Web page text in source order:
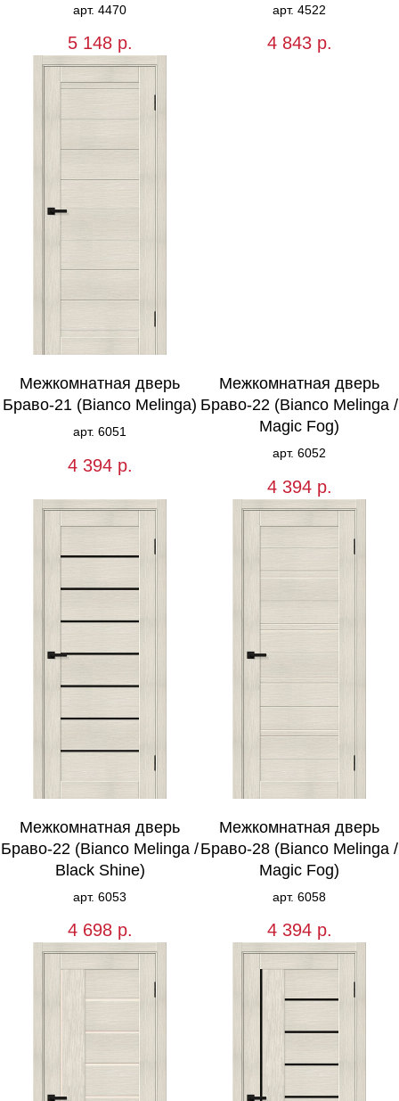
арт. 4470
5 148 р.
арт. 4522
4 843 р.
Межкомнатная дверь
Браво-21 (Bianco Melinga)
арт. 6051
4 394 р.
Межкомнатная дверь
Браво-22 (Bianco Melinga /
Magic Fog)
арт. 6052
4 394 р.
Межкомнатная дверь
Браво-22 (Bianco Melinga /
Black Shine)
арт. 6053
4 698 р.
Межкомнатная дверь
Браво-28 (Bianco Melinga /
Magic Fog)
арт. 6058
4 394 р.